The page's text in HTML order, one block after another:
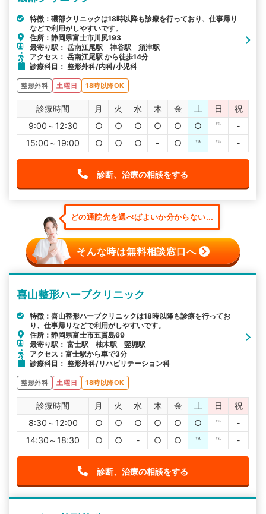
特徴：磯部クリニックは18時以降も診療を行っており、仕事帰り
などで利用がしやすいです。
住所：静岡県富士市川尻193
最寄り駅： 岳南江尾駅 神谷駅 須津駅
アクセス： 岳南江尾駅 から徒歩14分
診療科目： 整形外科/内科/小児科
整形外科 土曜日 18時以降OK
診療時間 月 火 水 木 金 土 日
祝
9:00～12:30
○ ○ ○ ○ ○ ○ ℡
-
15:00～19:00
○ ○ ○ - ○ ℡ ℡ -
診断、治療の相談をする
どの通院先を選べばよいか分からない...
そんな時は無料相談窓口へ
喜山整形ハーブクリニック
特徴：喜山整形ハーブクリニックは18時以降も診療を行ってお
り、仕事帰りなどで利用がしやすいです。
住所：静岡県富士市五貫島69
最寄り駅： 富士駅 柚木駅 竪堀駅
アクセス：富士駅から車で3分
診療科目： 整形外科/リハビリテーション科
整形外科 土曜日 18時以降OK
診療時間 月 火 水 木 金 土 日
祝
8:30～12:00
○ ○ ○ ○ ○ ○ ℡
-
14:30～18:30
○ ○ - ○ ○ ℡ ℡ -
診断、治療の相談をする